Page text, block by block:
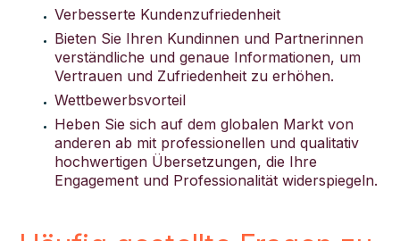
Verbesserte Kundenzufriedenheit
Bieten Sie Ihren Kundinnen und Partnerinnen
verständliche und genaue Informationen, um
Vertrauen und Zufriedenheit zu erhöhen.
Wettbewerbsvorteil
Heben Sie sich auf dem globalen Markt von
anderen ab mit professionellen und qualitativ
hochwertigen Übersetzungen, die Ihre
Engagement und Professionalität widerspiegeln.